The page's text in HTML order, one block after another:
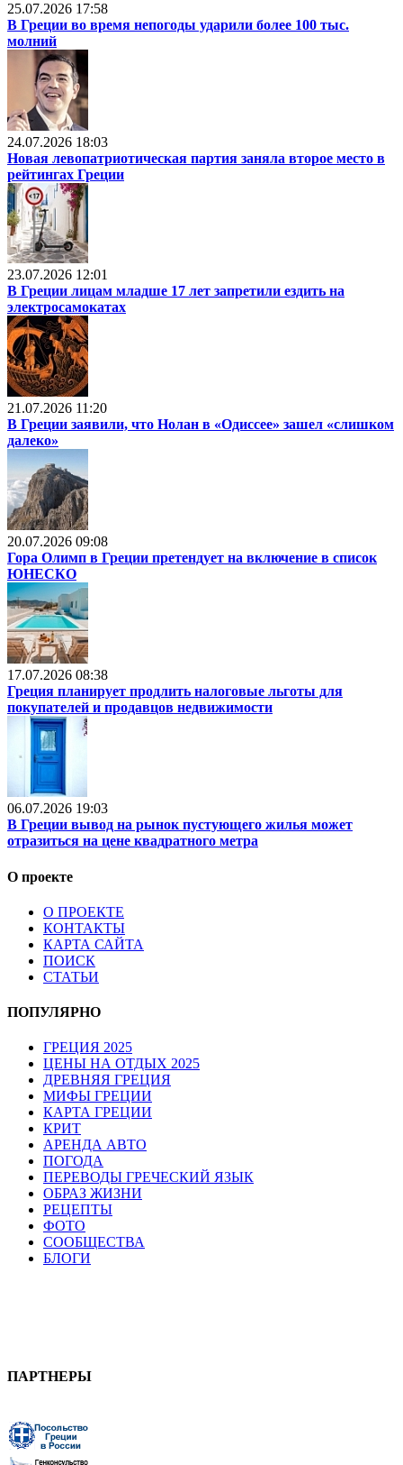
25.07.2026 17:58
В Греции во время непогоды ударили более 100 тыс.
молний
24.07.2026 18:03
Новая левопатриотическая партия заняла второе место в
рейтингах Греции
23.07.2026 12:01
В Греции лицам младше 17 лет запретили ездить на
электросамокатах
21.07.2026 11:20
В Греции заявили, что Нолан в «Одиссее» зашел «слишком
далеко»
20.07.2026 09:08
Гора Олимп в Греции претендует на включение в список
ЮНЕСКО
17.07.2026 08:38
Греция планирует продлить налоговые льготы для
покупателей и продавцов недвижимости
06.07.2026 19:03
В Греции вывод на рынок пустующего жилья может
отразиться на цене квадратного метра
О проекте
О ПРОЕКТЕ
КОНТАКТЫ
КАРТА САЙТА
ПОИСК
СТАТЬИ
ПОПУЛЯРНО
ГРЕЦИЯ 2025
ЦЕНЫ НА ОТДЫХ 2025
ДРЕВНЯЯ ГРЕЦИЯ
МИФЫ ГРЕЦИИ
КАРТА ГРЕЦИИ
КРИТ
АРЕНДА АВТО
ПОГОДА
ПЕРЕВОДЫ ГРЕЧЕСКИЙ ЯЗЫК
ОБРАЗ ЖИЗНИ
РЕЦЕПТЫ
ФОТО
СООБЩЕСТВА
БЛОГИ
ПАРТНЕРЫ